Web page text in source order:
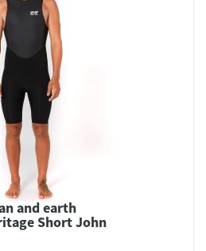
and earth
Short John